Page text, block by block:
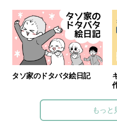
タソ家のドタバタ絵日記
もっと